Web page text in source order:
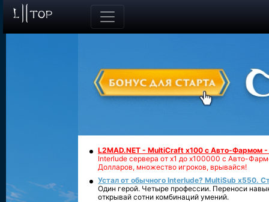
L2MAD.NET - MultiCraft x100 с Авто-Фармом
Interlude сервера от х1 до х100000 с Авто-
Долларов, множество игроков, врывайся!
Устал от обычного Interlude? MultiSub x550.
Один герой. Четыре профессии. Переноси
открывай сотни комбинаций умений.